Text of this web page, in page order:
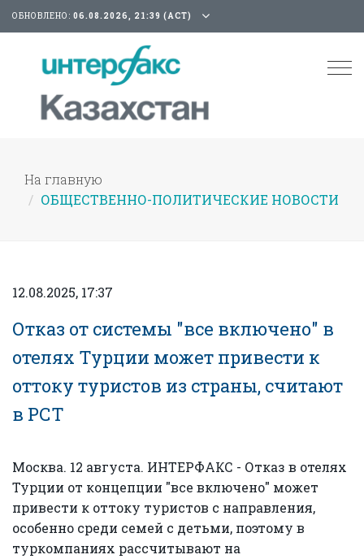
ОБНОВЛЕНО: 06.08.2026, 21:39 (АСТ)
На главную
ОБЩЕСТВЕННО-ПОЛИТИЧЕСКИЕ НОВОСТИ
12.08.2025, 17:37
Отказ от системы "все включено" в
отелях Турции может привести к
оттоку туристов из страны, считают
в РСТ
Москва. 12 августа. ИНТЕРФАКС - Отказ в отелях
Турции от концепции "все включено" может
привести к оттоку туристов с направления,
особенно среди семей с детьми, поэтому в
туркомпаниях рассчитывают на